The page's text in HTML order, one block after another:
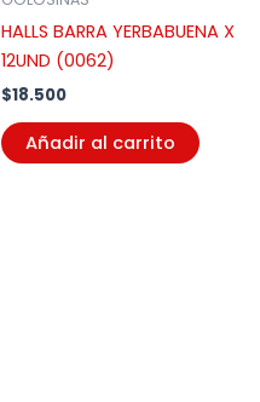
HALLS BARRA YERBABUENA X
12UND (0062)
$18.500
Añadir al carrito